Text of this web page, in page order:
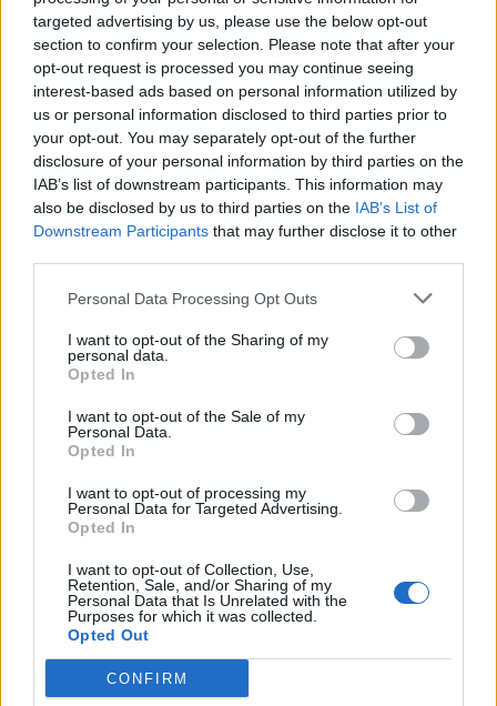
targeted advertising by us, please use the below opt-out
section to confirm your selection. Please note that after your
opt-out request is processed you may continue seeing
interest-based ads based on personal information utilized by
us or personal information disclosed to third parties prior to
your opt-out. You may separately opt-out of the further
disclosure of your personal information by third parties on the
IAB’s list of downstream participants. This information may
also be disclosed by us to third parties on the IAB’s List of
Downstream Participants that may further disclose it to other
Personal Data Processing Opt Outs
I want to opt-out of the Sharing of my
personal data.
Opted In
I want to opt-out of the Sale of my
Personal Data.
Opted In
I want to opt-out of processing my
Personal Data for Targeted Advertising.
Opted In
I want to opt-out of Collection, Use,
Retention, Sale, and/or Sharing of my
Personal Data that Is Unrelated with the
Purposes for which it was collected.
Opted Out
CONFIRM